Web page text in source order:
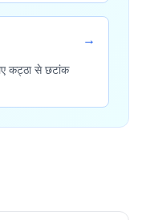
कट्ठा से छटांक
→